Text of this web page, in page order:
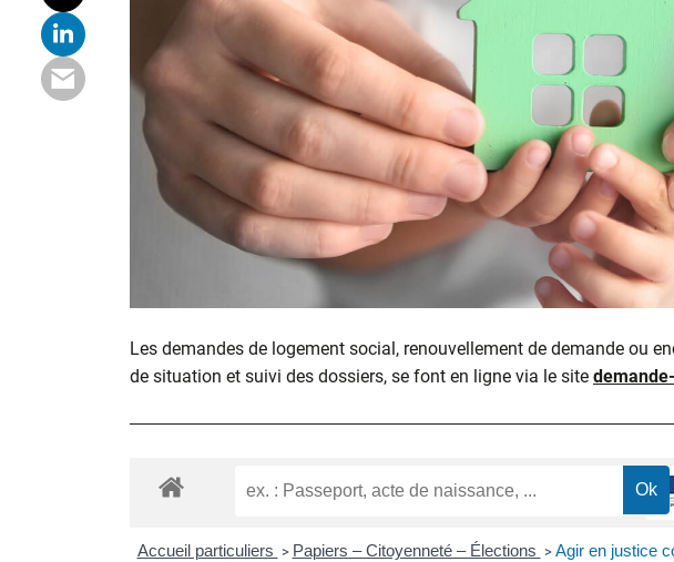
Les demandes de logement social, renouvellement de demande ou
de situation et suivi des dossiers, se font en ligne via le site
Accueil particuliers > Papiers – Citoyenneté – Élections > Agir en justice